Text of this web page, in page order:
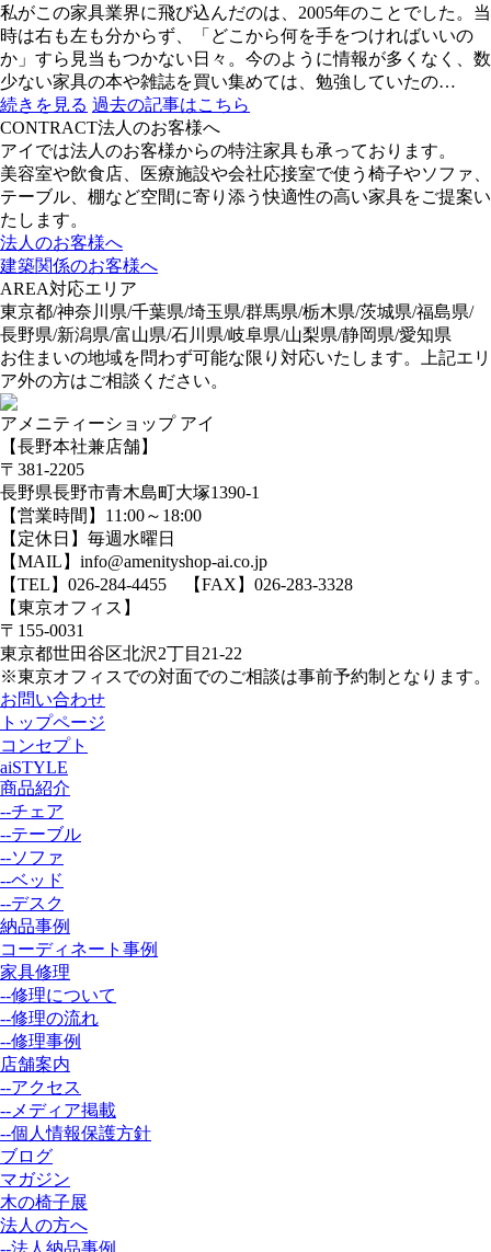
私がこの家具業界に飛び込んだのは、2005年のことでした。当
時は右も左も分からず、「どこから何を手をつければいいの
か」すら見当もつかない日々。今のように情報が多くなく、数
少ない家具の本や雑誌を買い集めては、勉強していたの…
続きを見る 過去の記事はこちら
CONTRACT法人のお客様へ
アイでは法人のお客様からの特注家具も承っております。
美容室や飲食店、医療施設や会社応接室で使う椅子やソファ、
テーブル、棚など空間に寄り添う快適性の高い家具をご提案い
たします。
法人のお客様へ
建築関係のお客様へ
AREA対応エリア
東京都/神奈川県/千葉県/埼玉県/群馬県/栃木県/茨城県/福島県/
長野県/新潟県/富山県/石川県/岐阜県/山梨県/静岡県/愛知県
お住まいの地域を問わず可能な限り対応いたします。上記エリ
ア外の方はご相談ください。
アメニティーショップ アイ
【長野本社兼店舗】
〒381-2205
長野県長野市青木島町大塚1390-1
【営業時間】11:00～18:00
【定休日】毎週水曜日
【MAIL】info@amenityshop-ai.co.jp
【TEL】 026-284-4455 【FAX】026-283-3328
【東京オフィス】
〒155-0031
東京都世田谷区北沢2丁目21-22
※東京オフィスでの対面でのご相談は事前予約制となります。
お問い合わせ
トップページ
コンセプト
aiSTYLE
商品紹介
--チェア
--テーブル
--ソファ
--ベッド
--デスク
納品事例
コーディネート事例
家具修理
--修理について
--修理の流れ
--修理事例
店舗案内
--アクセス
--メディア掲載
--個人情報保護方針
ブログ
マガジン
木の椅子展
法人の方へ
--法人納品事例